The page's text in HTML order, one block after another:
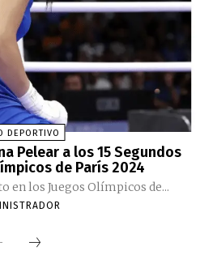
DEPORTIVO
Pelear a los 15 Segundos
de París 2024
en los Juegos Olímpicos de...